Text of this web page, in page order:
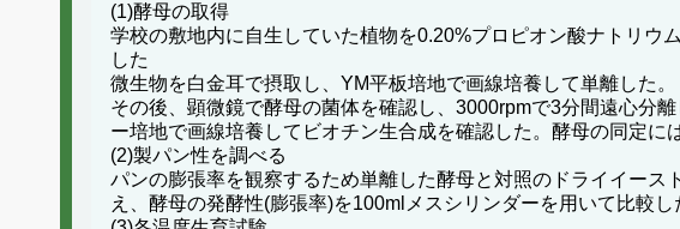
(1)酵母の取得
学校の敷地内に自生していた植物を0.20%プロピオン酸ナトリウ
した
微生物を白金耳で摂取し、YM平板培地で画線培養して単離した。
その後、顕微鏡で酵母の菌体を確認し、3000rpmで3分間遠心分
ー培地で画線培養してビオチン生合成を確認した。酵母の同定
(2)製パン性を調べる
パンの膨張率を観察するため単離した酵母と対照のドライイー
え、酵母の発酵性(膨張率)を100mlメスシリンダーを用いて比較し